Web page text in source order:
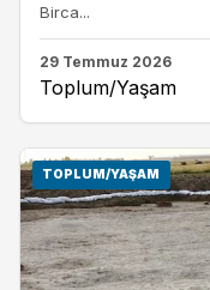
Birca...
29 Temmuz 2026
Toplum/Yaşam
TOPLUM/YAŞAM